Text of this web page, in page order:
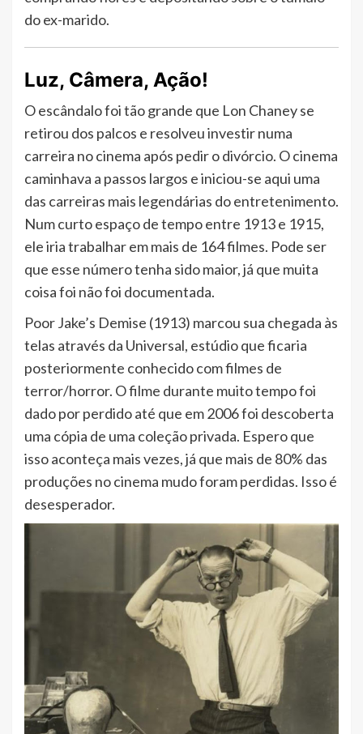
do ex-marido.
Luz, Câmera, Ação!
O escândalo foi tão grande que Lon Chaney se
retirou dos palcos e resolveu investir numa
carreira no cinema após pedir o divórcio. O cinema
caminhava a passos largos e iniciou-se aqui uma
das carreiras mais legendárias do entretenimento.
Num curto espaço de tempo entre 1913 e 1915,
ele iria trabalhar em mais de 164 filmes. Pode ser
que esse número tenha sido maior, já que muita
coisa foi não foi documentada.
Poor Jake’s Demise (1913) marcou sua chegada às
telas através da Universal, estúdio que ficaria
posteriormente conhecido com filmes de
terror/horror. O filme durante muito tempo foi
dado por perdido até que em 2006 foi descoberta
uma cópia de uma coleção privada. Espero que
isso aconteça mais vezes, já que mais de 80% das
produções no cinema mudo foram perdidas. Isso é
desesperador.